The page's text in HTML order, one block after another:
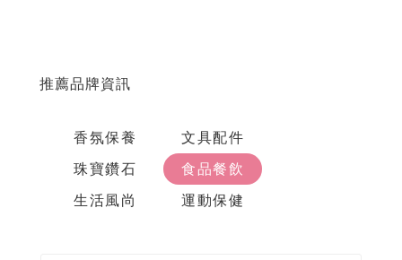
推薦品牌資訊
香氛保養 文具配件
珠寶鑽石 食品餐飲
生活風尚 運動保健